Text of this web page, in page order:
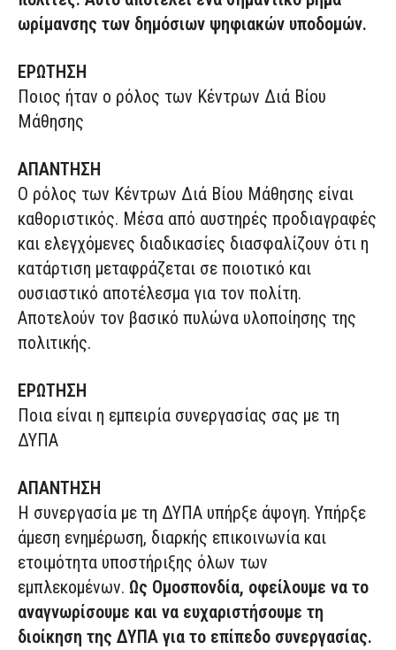
ωρίμανσης των δημόσιων ψηφιακών υποδομών.
ΕΡΩΤΗΣΗ
Ποιος ήταν ο ρόλος των Κέντρων Διά Βίου
Μάθησης
ΑΠΑΝΤΗΣΗ
Ο ρόλος των Κέντρων Διά Βίου Μάθησης είναι
καθοριστικός. Μέσα από αυστηρές προδιαγραφές
και ελεγχόμενες διαδικασίες διασφαλίζουν ότι η
κατάρτιση μεταφράζεται σε ποιοτικό και
ουσιαστικό αποτέλεσμα για τον πολίτη.
Αποτελούν τον βασικό πυλώνα υλοποίησης της
πολιτικής.
ΕΡΩΤΗΣΗ
Ποια είναι η εμπειρία συνεργασίας σας με τη
ΔΥΠΑ
ΑΠΑΝΤΗΣΗ
Η συνεργασία με τη ΔΥΠΑ υπήρξε άψογη. Υπήρξε
άμεση ενημέρωση, διαρκής επικοινωνία και
ετοιμότητα υποστήριξης όλων των
εμπλεκομένων. Ως Ομοσπονδία, οφείλουμε να το
αναγνωρίσουμε και να ευχαριστήσουμε τη
διοίκηση της ΔΥΠΑ για το επίπεδο συνεργασίας.